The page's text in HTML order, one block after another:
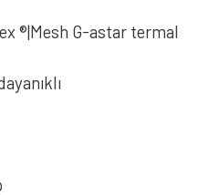
®|Mesh G-astar termal